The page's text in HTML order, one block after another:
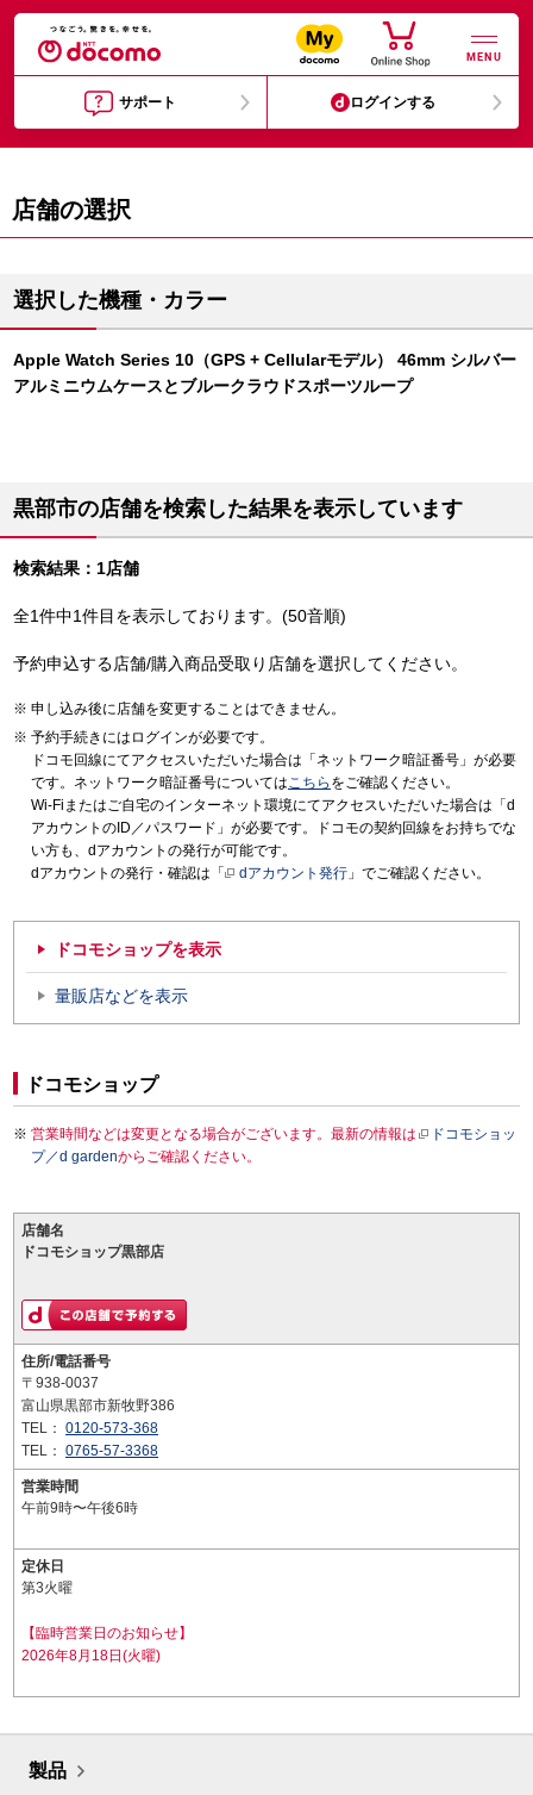
MENU
サポート ログインする
店舗の選択
選択した機種・カラー
Apple Watch Series 10（GPS + Cellularモデル） 46mm シルバー
アルミニウムケースとブルークラウドスポーツループ
黒部市の店舗を検索した結果を表示しています
検索結果：1店舗
全1件中1件目を表示しております。(50音順)
予約申込する店舗/購入商品受取り店舗を選択してください。
申し込み後に店舗を変更することはできません。
予約手続きにはログインが必要です。
ドコモ回線にてアクセスいただいた場合は「ネットワーク暗証番号」が必要
です。ネットワーク暗証番号についてはこちら をご確認ください。
Wi-Fiまたはご自宅のインターネット環境にてアクセスいただいた場合は「d
アカウントのID／パスワード」が必要です。ドコモの契約回線をお持ちでな
い方も、dアカウントの発行が可能です。
dアカウントの発行・確認は「
dアカウント発行 」でご確認ください。
ドコモショップを表示
量販店などを表示
ドコモショップ
営業時間などは変更となる場合がございます。最新の情報は
ドコモショッ
プ／d gardenからご確認ください。
店舗名
ドコモショップ黒部店
住所/電話番号
〒938-0037
富山県黒部市新牧野386
TEL： 0120-573-368
TEL： 0765-57-3368
営業時間
午前9時〜午後6時
定休日
第3火曜
【臨時営業日のお知らせ】
2026年8月18日(火曜)
製品